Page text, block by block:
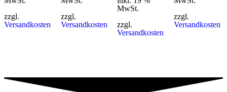
zzgl.
Versandkosten
zzgl.
Versandkosten
MwSt.
zzgl.
Versandkosten
zzgl.
Versandkosten